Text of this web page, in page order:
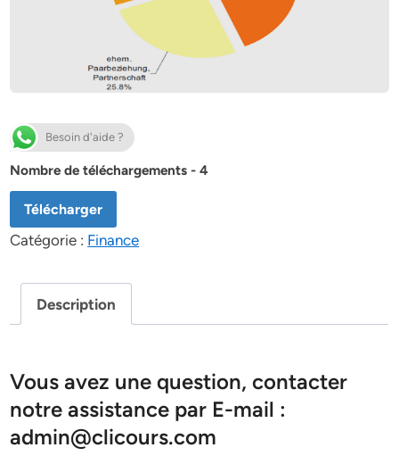
Besoin d'aide ?
Nombre de téléchargements - 4
Télécharger
Catégorie : Finance
Description
Vous avez une question, contacter
notre assistance par E-mail :
admin@clicours.com